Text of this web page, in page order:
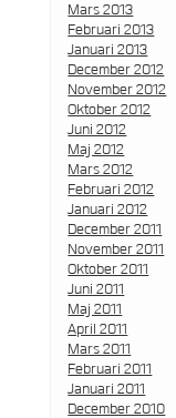
Mars 2013
Februari 2013
Januari 2013
December 2012
November 2012
Oktober 2012
Juni 2012
Maj 2012
Mars 2012
Februari 2012
Januari 2012
December 2011
November 2011
Oktober 2011
Juni 2011
Maj 2011
April 2011
Mars 2011
Februari 2011
Januari 2011
December 2010